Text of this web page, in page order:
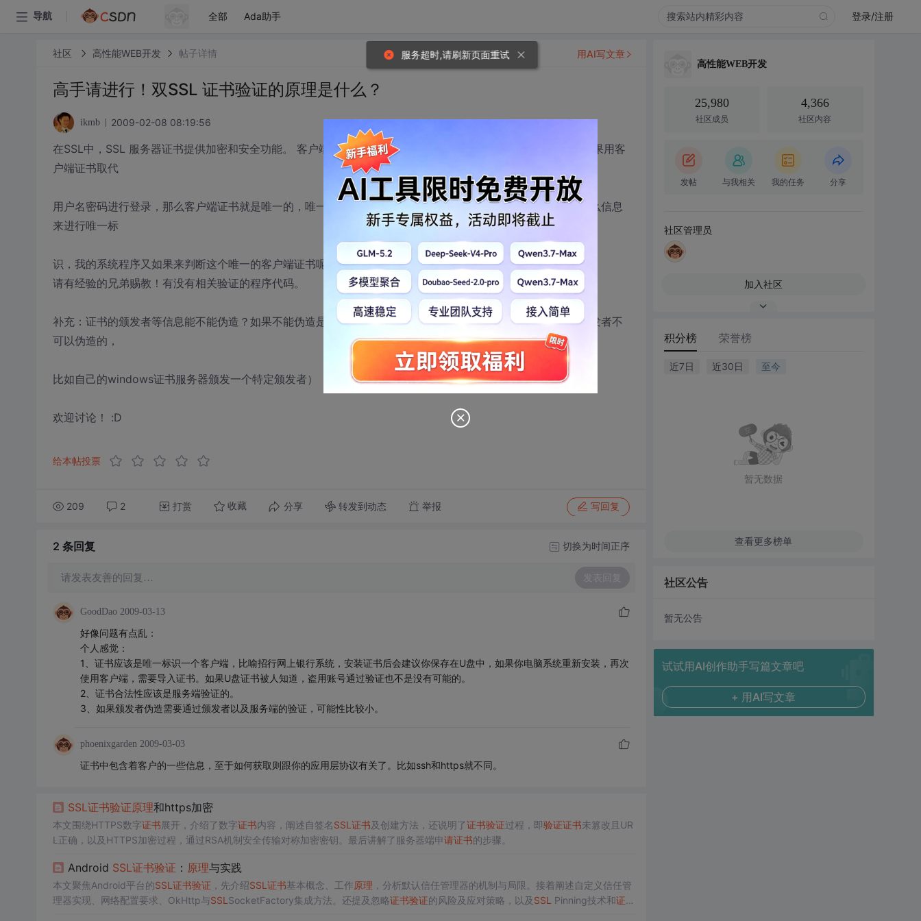
导航 全部 Ada助手 登录/注册
社区 高性能WEB开发 帖子详情
高手请进行！双SSL 证书验证的原理是什么？
ikmb 2009-02-08 08:19:56
在SSL中，SSL 服务器证书提供加密和安全功能。 客户端证书提供用户身份验证功能。服务端证书就不说了。如果用客
户端证书取代
用户名密码进行登录，那么客户端证书就是唯一的，唯一地标识了一个客户端用户。那么，客户端证书用它的什么信息
来进行唯一标
识，我的系统程序又如果来判断这个唯一的客户端证书呢？又怎么保证客户端证书的合法性呢？
请有经验的兄弟赐教！有没有相关验证的程序代码。
补充：证书的颁发者等信息能不能伪造？如果不能伪造是不是可以判断颁发者，再判断使用者？（我个人觉得颁发者不
可以伪造的，
比如自己的windows证书服务器颁发一个特定颁发者）
欢迎讨论！ :D
给本帖投票
209 2 打赏 收藏 分享 转发到动态 举报 写回复
用AI写文章
2 条回复 切换为时间正序
请发表友善的回复… 发表回复
GoodDao 2009-03-13
好像问题有点乱：
个人感觉：
1、证书应该是唯一标识一个客户端，比喻招行网上银行系统，安装证书后会建议你保存在U盘中，如果你电脑系统重新安装，再次
使用客户端，需要导入证书。如果U盘证书被人知道，盗用账号通过验证也不是没有可能的。
2、证书合法性应该是服务端验证的。
3、如果颁发者伪造需要通过颁发者以及服务端的验证，可能性比较小。
phoenixgarden 2009-03-03
证书中包含着客户的一些信息，至于如何获取则跟你的应用层协议有关了。比如ssh和https就不同。
SSL证书验证原理和https加密
本文围绕HTTPS数字证书展开，介绍了数字证书内容，阐述自签名SSL 证书及创建方法，还说明了证书验证过程，即验证证书未篡改且UR
L正确，以及HTTPS加密过程，通过RSA机制安全传输对称加密密钥。最后讲解了服务器端申请证书的步骤。
Android SSL证书验证 ： 原理与实践
本文聚焦Android平台的SSL 证书验证 ，先介绍SSL 证书基本概念、工作原理 ，分析默认信任管理器的机制与局限。接着阐述自定义信任管
理器实现、网络配置要求、OkHttp与SSL SocketFactory集成方法。还提及忽略证书验证的风险及应对策略，以及 SSL Pinning技术和证书
高性能WEB开发
25,980
社区成员
4,366
社区内容
发帖 与我相关 我的任务 分享
社区管理员
加入社区
积分榜 荣誉榜
近7日 近30日 至今
暂无数据
查看更多榜单
社区公告
暂无公告
试试用AI创作助手写篇文章吧
+ 用AI写文章
服务超时,请刷新页面重试